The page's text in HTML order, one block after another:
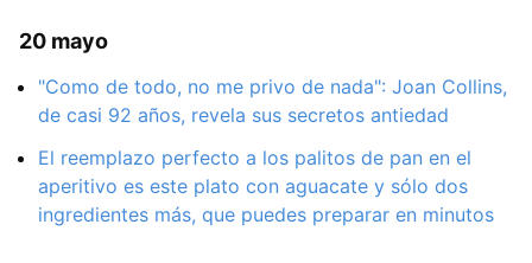
20 mayo
"Como de todo, no me privo de nada": Joan Collins,
de casi 92 años, revela sus secretos antiedad
El reemplazo perfecto a los palitos de pan en el
aperitivo es este plato con aguacate y sólo dos
ingredientes más, que puedes preparar en minutos